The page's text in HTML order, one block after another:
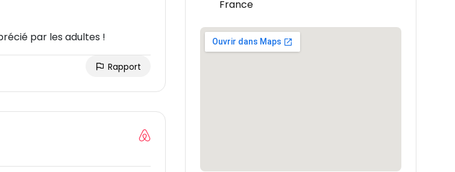
par les adultes !
Rapport
France